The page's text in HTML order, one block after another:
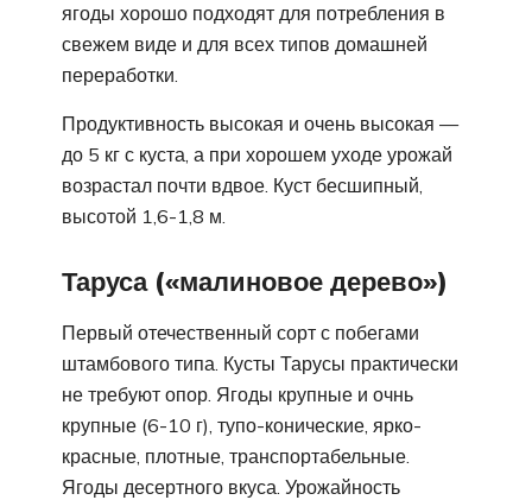
ягоды хорошо подходят для потребления в
свежем виде и для всех типов домашней
переработки.
Продуктивность высокая и очень высокая —
до 5 кг с куста, а при хорошем уходе урожай
возрастал почти вдвое. Куст бесшипный,
высотой 1,6-1,8 м.
Таруса («малиновое дерево»)
Первый отечественный сорт с побегами
штамбового типа. Кусты Тарусы практически
не требуют опор. Ягоды крупные и очнь
крупные (6-10 г), тупо-конические, ярко-
красные, плотные, транспортабельные.
Ягоды десертного вкуса. Урожайность